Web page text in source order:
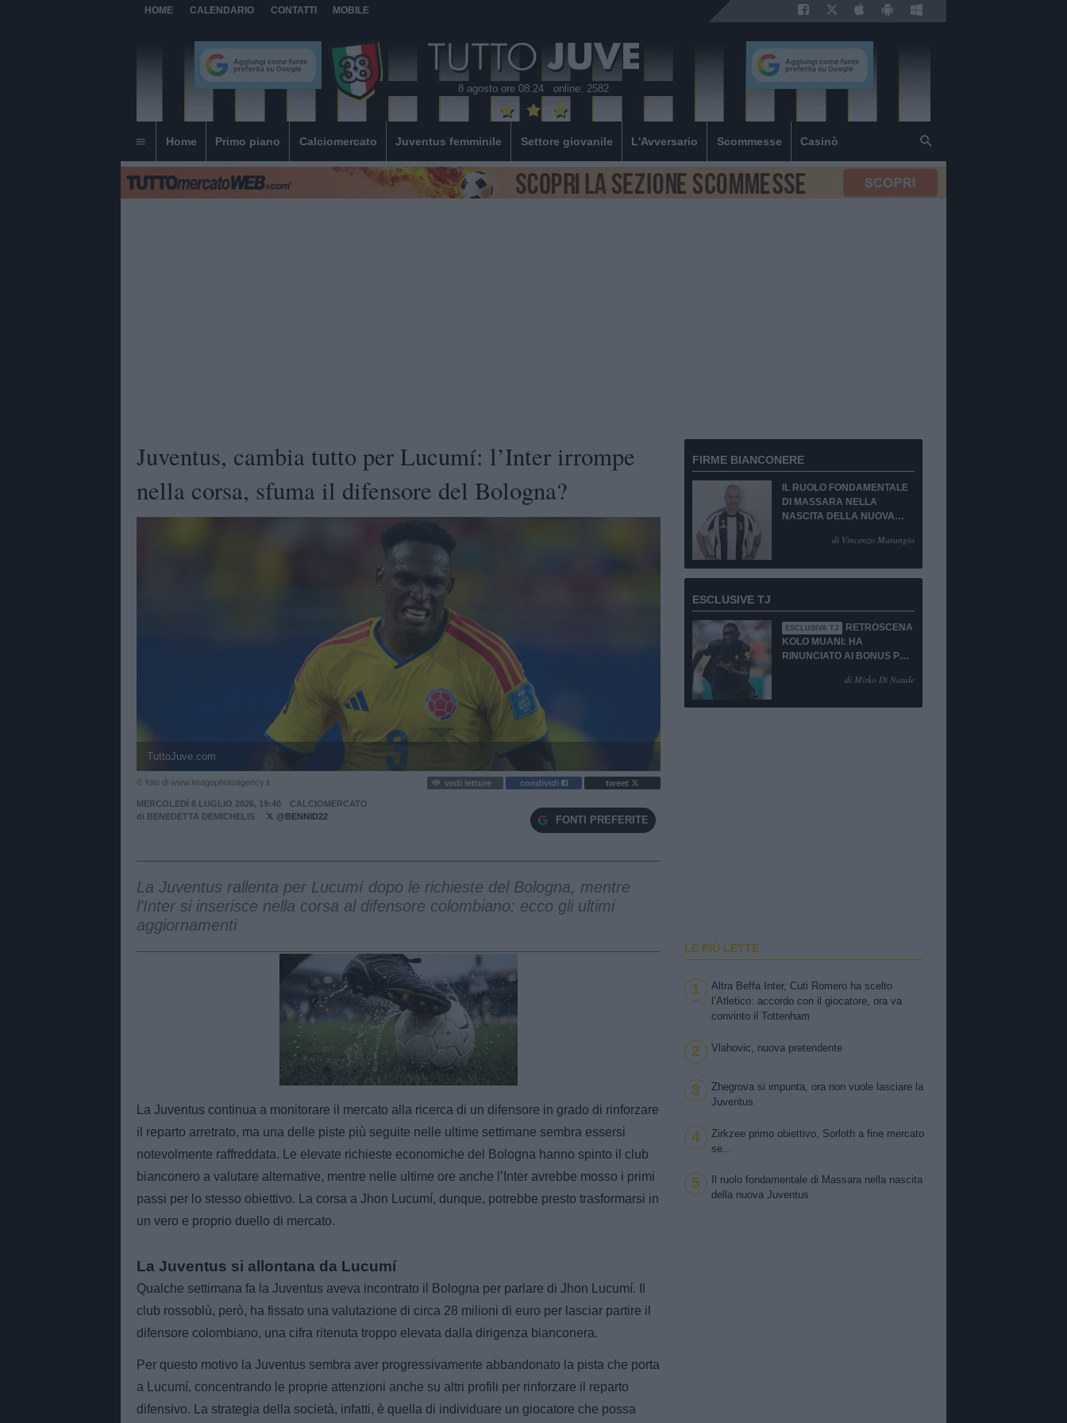
HOME CALENDARIO CONTATTI MOBILE
8 agosto ore 08:24 online: 2582
Home Primo piano Calciomercato Juventus femminile Settore giovanile L'Avversario Scommesse Casinò
Juventus, cambia tutto per Lucumí: l’Inter irrompe
nella corsa, sfuma il difensore del Bologna?
TuttoJuve.com
© foto di www.imagephotoagency.it vedi letture condividi tweet
MERCOLEDÌ 8 LUGLIO 2026, 19:40
CALCIOMERCATO
di BENEDETTA DEMICHELIS @BENNID22 FONTI PREFERITE
La Juventus rallenta per Lucumí dopo le richieste del Bologna, mentre
l’Inter si inserisce nella corsa al difensore colombiano: ecco gli ultimi
aggiornamenti
Unmute
Loaded
100.00%
La Juventus continua a monitorare il mercato alla ricerca di un difensore in grado di rinforzare
il reparto arretrato, ma una delle piste più seguite nelle ultime settimane sembra essersi
notevolmente raffreddata. Le elevate richieste economiche del Bologna hanno spinto il club
bianconero a valutare alternative, mentre nelle ultime ore anche l’Inter avrebbe mosso i primi
passi per lo stesso obiettivo. La corsa a Jhon Lucumí, dunque, potrebbe presto trasformarsi in
un vero e proprio duello di mercato.
La Juventus si allontana da Lucumí
Qualche settimana fa la Juventus aveva incontrato il Bologna per parlare di Jhon Lucumí. Il
club rossoblù, però, ha fissato una valutazione di circa 28 milioni di euro per lasciar partire il
difensore colombiano, una cifra ritenuta troppo elevata dalla dirigenza bianconera.
Per questo motivo la Juventus sembra aver progressivamente abbandonato la pista che porta
a Lucumí, concentrando le proprie attenzioni anche su altri profili per rinforzare il reparto
difensivo. La strategia della società, infatti, è quella di individuare un giocatore che possa
FIRME BIANCONERE
IL RUOLO FONDAMENTALE
DI MASSARA NELLA
NASCITA DELLA NUOVA
di Vincenzo Marangio
ESCLUSIVE TJ
ESCLUSIVA TJ
RETROSCENA
KOLO MUANI: HA
RINUNCIATO AI BONUS PUR
di Mirko Di Natale
LE PIÙ LETTE
1
Altra Beffa Inter, Cuti Romero ha scelto
l’Atletico: accordo con il giocatore, ora va
convinto il Tottenham
2 Vlahovic, nuova pretendente
3
Zhegrova si impunta, ora non vuole lasciare la
Juventus
4
Zirkzee primo obiettivo, Sorloth a fine mercato
se...
5
Il ruolo fondamentale di Massara nella nascita
della nuova Juventus